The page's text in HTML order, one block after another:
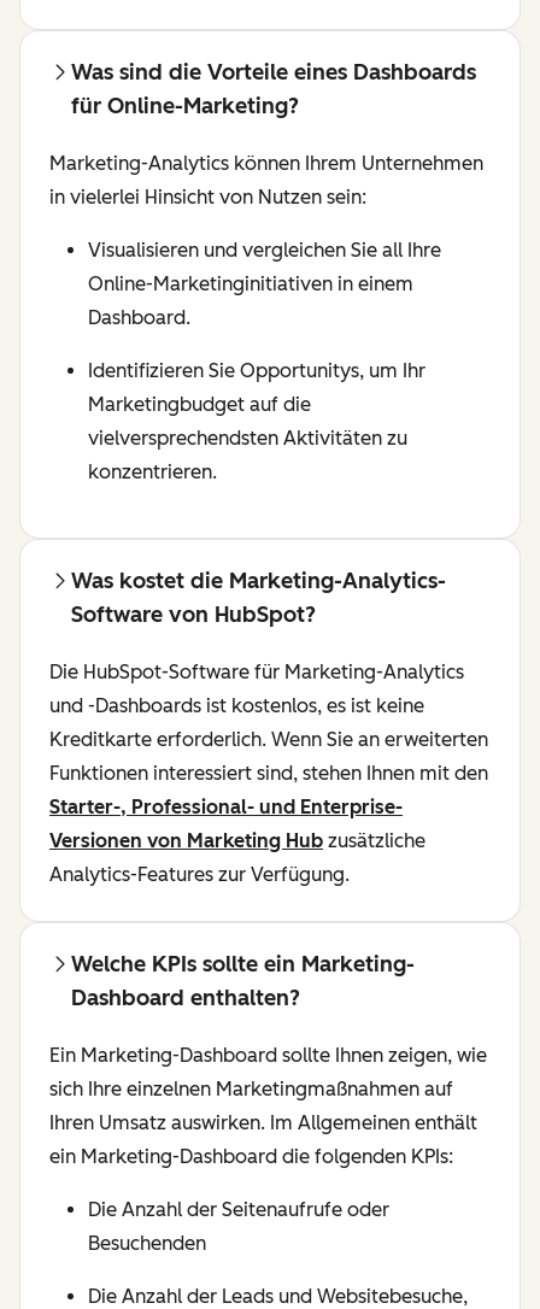
Was sind die Vorteile eines Dashboards
für Online-Marketing?
Marketing-Analytics können Ihrem Unternehmen
in vielerlei Hinsicht von Nutzen sein:
Visualisieren und vergleichen Sie all Ihre
Online-Marketinginitiativen in einem
Dashboard.
Identifizieren Sie Opportunitys, um Ihr
Marketingbudget auf die
vielversprechendsten Aktivitäten zu
konzentrieren.
Was kostet die Marketing-Analytics-
Software von HubSpot?
Die HubSpot-Software für Marketing-Analytics
und -Dashboards ist kostenlos, es ist keine
Kreditkarte erforderlich. Wenn Sie an erweiterten
Funktionen interessiert sind, stehen Ihnen mit den
Starter-, Professional- und Enterprise-
Versionen von Marketing Hub zusätzliche
Analytics-Features zur Verfügung.
Welche KPIs sollte ein Marketing-
Dashboard enthalten?
Ein Marketing-Dashboard sollte Ihnen zeigen, wie
sich Ihre einzelnen Marketingmaßnahmen auf
Ihren Umsatz auswirken. Im Allgemeinen enthält
ein Marketing-Dashboard die folgenden KPIs:
Die Anzahl der Seitenaufrufe oder
Besuchenden
Die Anzahl der Leads und Websitebesuche,